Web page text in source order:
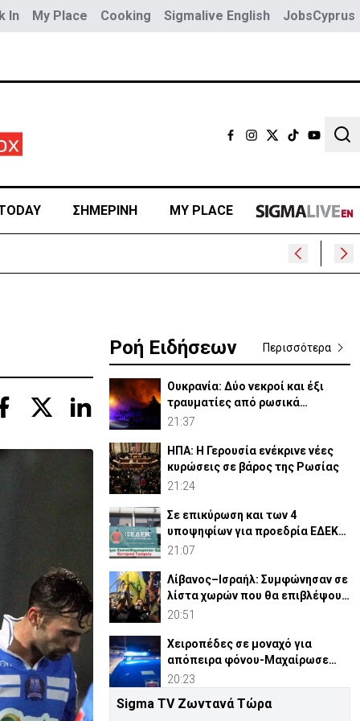
In My Place Cooking Sigmalive English JobsCyprus
ΣΗΜΕΡΙΝΗ MY PLACE
Ροή Ειδήσεων Περισσότερα
Ουκρανία: Δύο νεκροί και έξι
τραυματίες από ρωσικά
πλήγματα
21:37
ΗΠΑ: Η Γερουσία ενέκρινε νέες
κυρώσεις σε βάρος της Ρωσίας
21:24
Σε επικύρωση και των 4
υποψηφίων για προεδρία ΕΔΕΚ
καλεί ο Κ. Μαυρονικόλας
21:07
Λίβανος–Ισραήλ: Συμφώνησαν σε
λίστα χωρών που θα επιβλέψουν
αφοπλισμό Χεζμπολά
20:51
Χειροπέδες σε μοναχό για
απόπειρα φόνου-Μαχαίρωσε
στο λαιμό 53χρονο
20:23
Β. Κορέα: Σούπα με κρέας σκύλου
Sigma TV Ζωντανά Τώρα